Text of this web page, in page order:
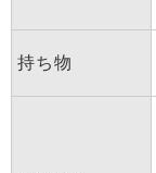
持ち物